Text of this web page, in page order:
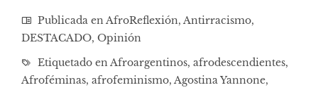
Publicada enAfroReflexión, Antirracismo,
DESTACADO, Opinión
Etiquetado enAfroargentinos, afrodescendientes,
Afroféminas, afrofeminismo, Agostina Yannone,